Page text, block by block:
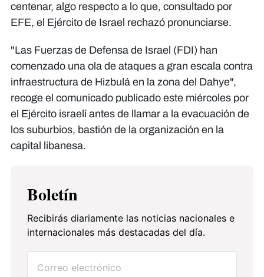
centenar, algo respecto a lo que, consultado por
EFE, el Ejército de Israel rechazó pronunciarse.
"Las Fuerzas de Defensa de Israel (FDI) han
comenzado una ola de ataques a gran escala contra
infraestructura de Hizbulá en la zona del Dahye",
recoge el comunicado publicado este miércoles por
el Ejército israelí antes de llamar a la evacuación de
los suburbios, bastión de la organización en la
capital libanesa.
Boletín
Recibirás diariamente las noticias nacionales e
internacionales más destacadas del día.